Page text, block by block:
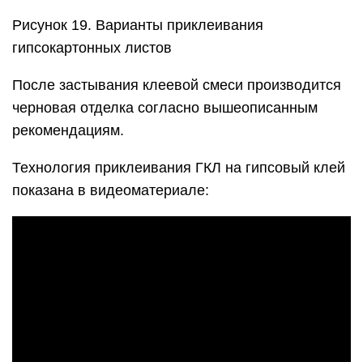
Рисунок 19. Варианты приклеивания
гипсокартонных листов
После застывания клеевой смеси производится
черновая отделка согласно вышеописанным
рекомендациям.
Технология приклеивания ГКЛ на гипсовый клей
показана в видеоматериале: